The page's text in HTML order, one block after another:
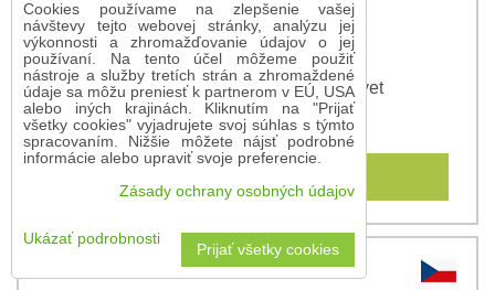
Osuška s nápisom Si môj celý svet
15,90 €
Cookies používame na zlepšenie vašej
návštevy tejto webovej stránky, analýzu jej
výkonnosti a zhromažďovanie údajov o jej
používaní. Na tento účel môžeme použiť
nástroje a služby tretích strán a zhromaždené
údaje sa môžu preniesť k partnerom v EÚ, USA
alebo iných krajinách. Kliknutím na "Prijať
všetky cookies" vyjadrujete svoj súhlas s týmto
spracovaním. Nižšie môžete nájsť podrobné
informácie alebo upraviť svoje preferencie.
Zásady ochrany osobných údajov
Ukázať podrobnosti
Prijať všetky cookies